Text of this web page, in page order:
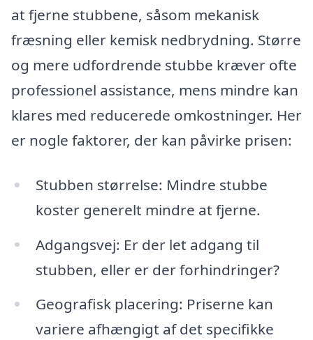
at fjerne stubbene, såsom mekanisk
fræsning eller kemisk nedbrydning. Større
og mere udfordrende stubbe kræver ofte
professionel assistance, mens mindre kan
klares med reducerede omkostninger. Her
er nogle faktorer, der kan påvirke prisen:
Stubben størrelse: Mindre stubbe
koster generelt mindre at fjerne.
Adgangsvej: Er der let adgang til
stubben, eller er der forhindringer?
Geografisk placering: Priserne kan
variere afhængigt af det specifikke